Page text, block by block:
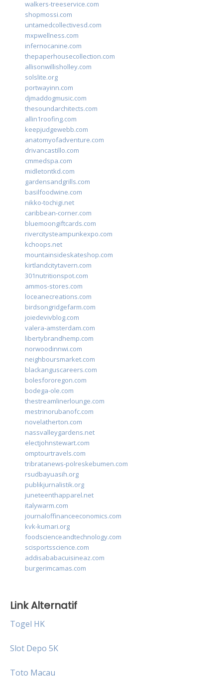
walkers-treeservice.com
shopmossi.com
untamedcollectivesd.com
mxpwellness.com
infernocanine.com
thepaperhousecollection.com
allisonwillisholley.com
solslite.org
portwayinn.com
djmaddogmusic.com
thesoundarchitects.com
allin1roofing.com
keepjudgewebb.com
anatomyofadventure.com
drivancastillo.com
cmmedspa.com
midletontkd.com
gardensandgrills.com
basilfoodwine.com
nikko-tochigi.net
caribbean-corner.com
bluemoongiftcards.com
rivercitysteampunkexpo.com
kchoops.net
mountainsideskateshop.com
kirtlandcitytavern.com
301nutritionspot.com
ammos-stores.com
loceanecreations.com
birdsongridgefarm.com
joiedevivblog.com
valera-amsterdam.com
libertybrandhemp.com
norwoodinnwi.com
neighboursmarket.com
blackanguscareers.com
bolesfororegon.com
bodega-ole.com
thestreamlinerlounge.com
mestrinorubanofc.com
novelatherton.com
nassvalleygardens.net
electjohnstewart.com
omptourtravels.com
tribratanews-polreskebumen.com
rsudbayuasih.org
publikjurnalistik.org
juneteenthapparel.net
italywarm.com
journaloffinanceeconomics.com
kvk-kumari.org
foodscienceandtechnology.com
scisportsscience.com
addisababacuisineaz.com
burgerimcamas.com
Link Alternatif
Togel HK
Slot Depo 5K
Toto Macau